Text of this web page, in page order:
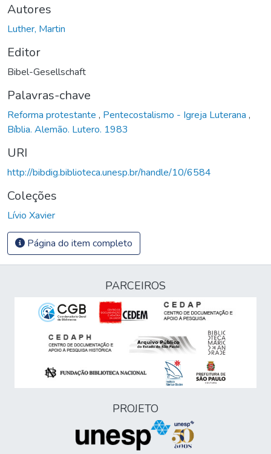
Autores
Luther, Martin
Editor
Bibel-Gesellschaft
Palavras-chave
Reforma protestante , Pentecostalismo - Igreja Luterana ,
Bíblia. Alemão. Lutero. 1983
URI
http://bibdig.biblioteca.unesp.br/handle/10/6584
Coleções
Lívio Xavier
Página do item completo
PARCEIROS
PROJETO